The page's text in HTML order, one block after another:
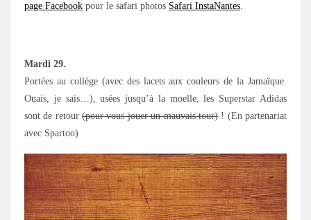
page Facebook pour le safari photos Safari InstaNantes.
Mardi 29.
Portées au collège (avec des lacets aux couleurs de la Jamaïque.
Ouais, je sais…), usées jusqu’à la moelle, les Superstar Adidas
sont de retour(pour vous jouer un mauvais tour)! (En partenariat
avec Spartoo)